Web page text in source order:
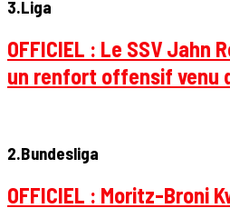
3.Liga
OFFICIEL : Le SSV Jahn
un renfort offensif venu
2.Bundesliga
OFFICIEL : Moritz-Broni